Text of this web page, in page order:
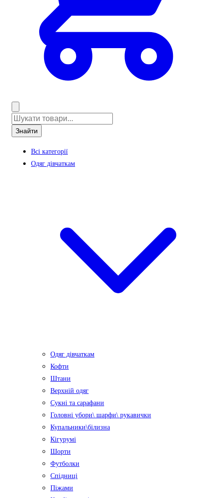
Знайти
Всі категорії
Одяг дівчаткам
Одяг дівчаткам
Кофти
Штани
Верхній одяг
Сукні та сарафани
Головні убори\ шарфи\ рукавички
Купальники\білизна
Кігурумі
Шорти
Футболки
Спідниці
Піжами